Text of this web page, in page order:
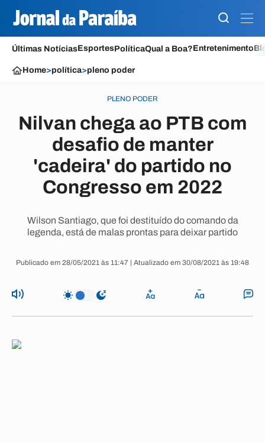
Últimas NotíciasEsportesPolíticaQual a Boa?Entretenimento
Home>política>pleno poder
PLENO PODER
Nilvan chega ao PTB com
desafio de manter
'cadeira' do partido no
Congresso em 2022
Wilson Santiago, que foi destituído do comando da
legenda, está de malas prontas para deixar partido
Publicado em 28/05/2021 às 11:47 | Atualizado em 30/08/2021 às 19:48